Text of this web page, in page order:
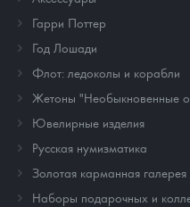
Гарри Поттер
Год Лошади
Флот: ледоколы и корабли
Жетоны "Необыкновенные
Ювелирные изделия
Русская нумизматика
Золотая карманная галерея
Наборы подарочных и